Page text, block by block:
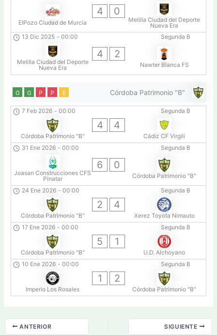
ElPozo Ciudad de Murcia
4 0
Melilla Ciudad del Deporte
Nueva Era
Segunda B
13 Dic 2025 - 00:00
Melilla Ciudad del Deporte
Nueva Era
4 2
Nawter Blanca FS
Córdoba Patrimonio "B"
G G P P E
Segunda B
7 Feb 2026 - 00:00
Córdoba Patrimonio "B"
4 4
Cádiz CF Virgili
Segunda B
31 Ene 2026 - 00:00
Joasan Construcciones CFS
Pinatar
6 0
Córdoba Patrimonio "B"
Segunda B
24 Ene 2026 - 00:00
Córdoba Patrimonio "B"
2 4
Xerez Toyota Nimauto
Segunda B
17 Ene 2026 - 00:00
Córdoba Patrimonio "B"
5 1
U.D. Alchoyano
Segunda B
10 Ene 2026 - 00:00
Imperio Los Rosales
1 2
Córdoba Patrimonio "B"
ANTERIOR SIGUIENTE